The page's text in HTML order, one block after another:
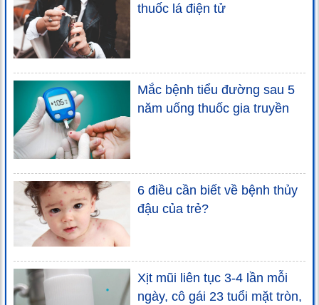
thuốc lá điện tử
Mắc bệnh tiểu đường sau 5
năm uống thuốc gia truyền
6 điều cần biết về bệnh thủy
đậu của trẻ?
Xịt mũi liên tục 3-4 lần mỗi
ngày, cô gái 23 tuổi mặt tròn,